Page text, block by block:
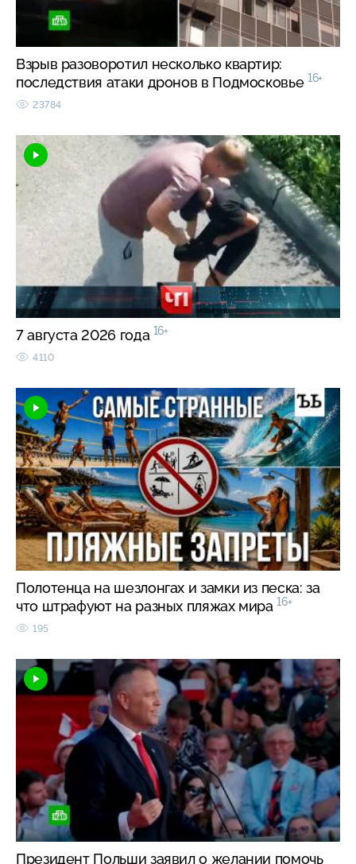
Взрыв разоворотил несколько квартир:
последствия атаки дронов в Подмосковье 16+
23784
7 августа 2026 года 16+
4110
Полотенца на шезлонгах и замки из песка: за
что штрафуют на разных пляжах мира 16+
195
Президент Польши заявил о желании помочь